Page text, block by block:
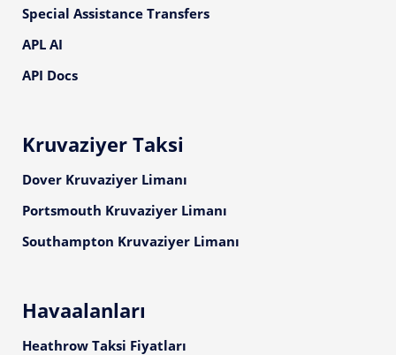
Special Assistance Transfers
APL AI
API Docs
Kruvaziyer Taksi
Dover Kruvaziyer Limanı
Portsmouth Kruvaziyer Limanı
Southampton Kruvaziyer Limanı
Havaalanları
Heathrow Taksi Fiyatları